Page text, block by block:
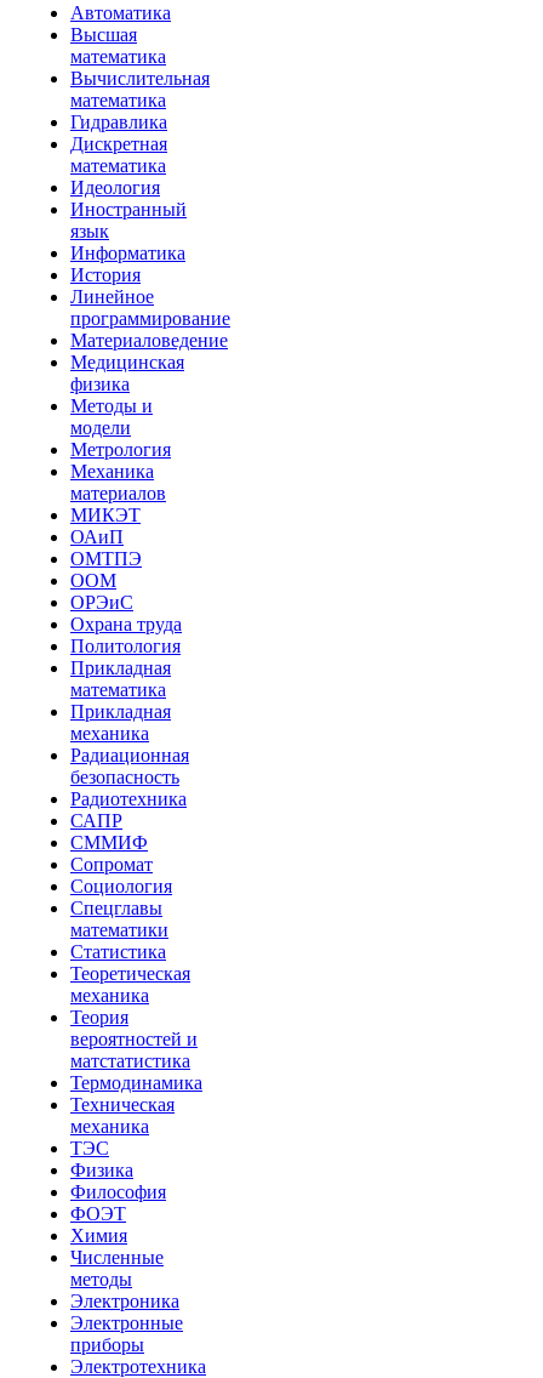
Автоматика
Высшая
математика
Вычислительная
математика
Гидравлика
Дискретная
математика
Идеология
Иностранный
язык
Информатика
История
Линейное
программирование
Материаловедение
Медицинская
физика
Методы и
модели
Метрология
Механика
материалов
МИКЭТ
ОАиП
ОМТПЭ
ООМ
ОРЭиС
Охрана труда
Политология
Прикладная
математика
Прикладная
механика
Радиационная
безопасность
Радиотехника
САПР
СММИФ
Сопромат
Социология
Спецглавы
математики
Статистика
Теоретическая
механика
Теория
вероятностей и
матстатистика
Термодинамика
Техническая
механика
ТЭС
Физика
Философия
ФОЭТ
Химия
Численные
методы
Электроника
Электронные
приборы
Электротехника